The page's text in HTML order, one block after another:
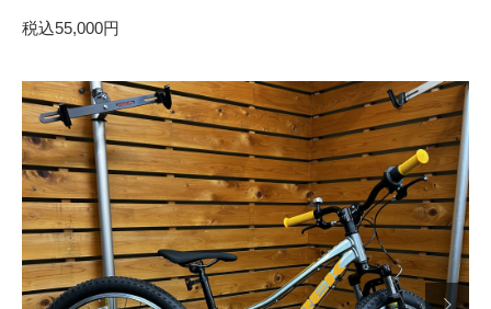
税込55,000円
